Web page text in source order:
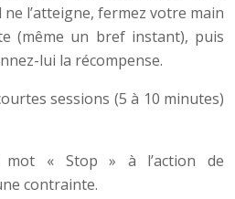
ne l’atteigne, fermez votre main
(même un bref instant), puis
lui la récompense.
sessions (5 à 10 minutes)
mot « Stop » à l’action de
contrainte.